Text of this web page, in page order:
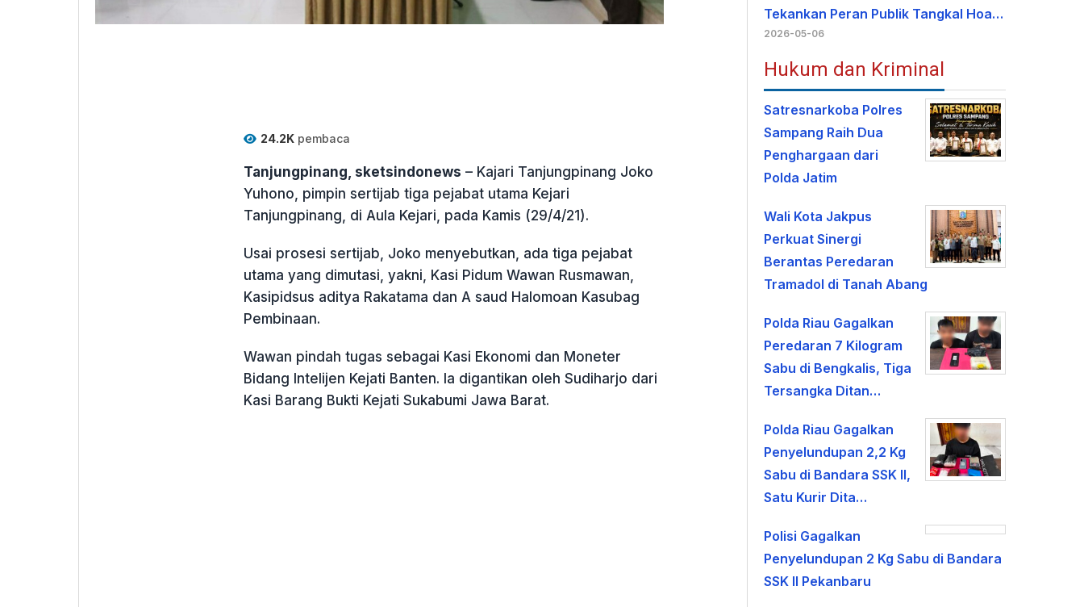
24.2Kpembaca
Tanjungpinang, sketsindonews – Kajari Tanjungpinang Joko
Yuhono, pimpin sertijab tiga pejabat utama Kejari
Tanjungpinang, di Aula Kejari, pada Kamis (29/4/21).
Usai prosesi sertijab, Joko menyebutkan, ada tiga pejabat
utama yang dimutasi, yakni, Kasi Pidum Wawan Rusmawan,
Kasipidsus aditya Rakatama dan A saud Halomoan Kasubag
Pembinaan.
Wawan pindah tugas sebagai Kasi Ekonomi dan Moneter
Bidang Intelijen Kejati Banten. Ia digantikan oleh Sudiharjo dari
Kasi Barang Bukti Kejati Sukabumi Jawa Barat.
Tekankan Peran Publik Tangkal Hoa…
2026-05-06
Hukum dan Kriminal
Satresnarkoba Polres
Sampang Raih Dua
Penghargaan dari
Polda Jatim
Wali Kota Jakpus
Perkuat Sinergi
Berantas Peredaran
Tramadol di Tanah Abang
Polda Riau Gagalkan
Peredaran 7 Kilogram
Sabu di Bengkalis, Tiga
Tersangka Ditan…
Polda Riau Gagalkan
Penyelundupan 2,2 Kg
Sabu di Bandara SSK II,
Satu Kurir Dita…
Polisi Gagalkan
Penyelundupan 2 Kg Sabu di Bandara
SSK II Pekanbaru